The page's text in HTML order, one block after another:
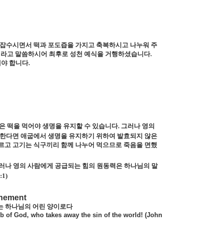
수시면서 떡과 포도즙을 가지고 축복하시고 나누워 주
고 말씀하시어 최후로 성천 예식을 거행하셨습니다.
합니다.
떡을 먹어야 생명을 유지할 수 있습니다. 그러나 영의
다면 애굽에서 생명을 유지하기 위하여 발효되지 않은
고 고기는 식구끼리 함께 나누어 먹으므로 죽음을 면했
나 영의 사람에게 공급되는 힘의 원동력은 하나님의 말
하나님의 어린 양이로다
of God, who takes away the sin of the world! (John